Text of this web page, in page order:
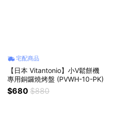
宅配商品
【日本 Vitantonio】小V鬆餅機
專用銅鑼燒烤盤 (PVWH-10-PK)
$680 $880